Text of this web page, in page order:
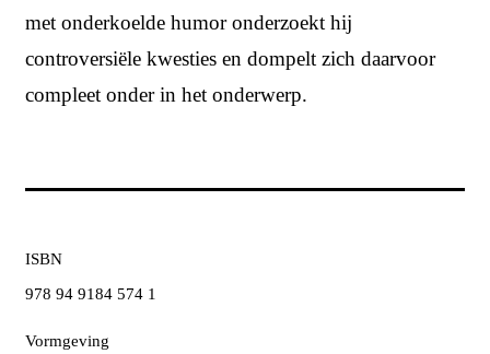
met onderkoelde humor onderzoekt hij
controversiële kwesties en dompelt zich daarvoor
compleet onder in het onderwerp.
ISBN
978 94 9184 574 1
Vormgeving